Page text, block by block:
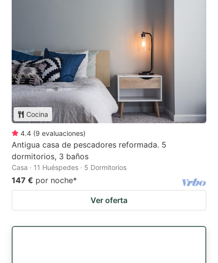
Cocina
4.4 (9 evaluaciones)
Antigua casa de pescadores reformada. 5
dormitorios, 3 baños
Casa · 11 Huéspedes · 5 Dormitorios
147 € por noche*
Ver oferta